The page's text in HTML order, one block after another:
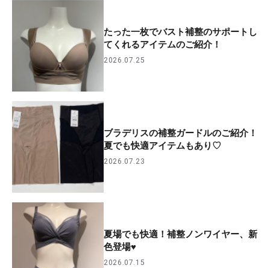
たった一枚でバスト補整のサポートし
てくれるアイテムのご紹介！
2026.07.25
ブラデリスの補整ガードルのご紹介！
夏でも快適アイテムもあり♡
2026.07.23
夏場でも快適！補整ノンワイヤー、新
色登場♥
2026.07.15